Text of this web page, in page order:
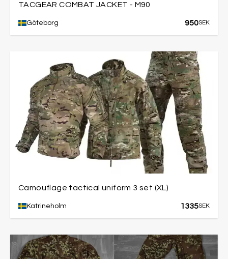
TACGEAR COMBAT JACKET - M90
Göteborg 950SEK
Camouflage tactical uniform 3 set (XL)
Katrineholm 1335SEK